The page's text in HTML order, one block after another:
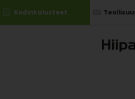
Kodinkalusteet